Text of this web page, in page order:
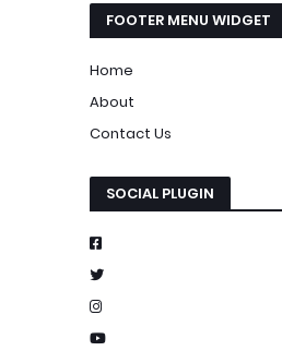
FOOTER MENU WIDGET
Home
About
Contact Us
SOCIAL PLUGIN